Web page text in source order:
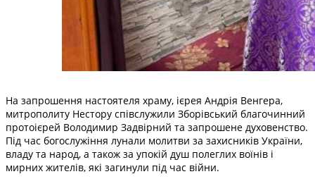
На запрошення настоятеля храму, ієрея Андрія Венгера,
митрополиту Нестору співслужили Зборівський благочинний
протоієрей Володимир Задвірний та запрошене духовенство.
Під час богослужіння лунали молитви за захисників України,
владу та народ, а також за упокій душ полеглих воїнів і
мирних жителів, які загинули під час війни.